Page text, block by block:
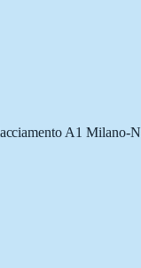
A1 Milano-